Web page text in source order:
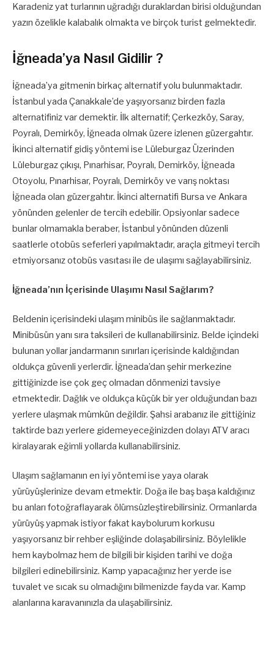
Karadeniz yat turlarının uğradığı duraklardan birisi olduğundan
yazın özelikle kalabalık olmakta ve birçok turist gelmektedir.
İğneada’ya Nasıl Gidilir ?
İğneada’ya gitmenin birkaç alternatif yolu bulunmaktadır.
İstanbul yada Çanakkale’de yaşıyorsanız birden fazla
alternatifiniz var demektir. İlk alternatif; Çerkezköy, Saray,
Poyralı, Demirköy, İğneada olmak üzere izlenen güzergahtır.
İkinci alternatif gidiş yöntemi ise Lüleburgaz Üzerinden
Lüleburgaz çıkışı, Pınarhisar, Poyralı, Demirköy, İğneada
Otoyolu, Pınarhisar, Poyralı, Demirköy ve varış noktası
İğneada olan güzergahtır. İkinci alternatifi Bursa ve Ankara
yönünden gelenler de tercih edebilir. Opsiyonlar sadece
bunlar olmamakla beraber, İstanbul yönünden düzenli
saatlerle otobüs seferleri yapılmaktadır, araçla gitmeyi tercih
etmiyorsanız otobüs vasıtası ile de ulaşımı sağlayabilirsiniz.
İğneada’nın İçerisinde Ulaşımı Nasıl Sağlarım?
Beldenin içerisindeki ulaşım minibüs ile sağlanmaktadır.
Minibüsün yanı sıra taksileri de kullanabilirsiniz. Belde içindeki
bulunan yollar jandarmanın sınırları içerisinde kaldığından
oldukça güvenli yerlerdir. İğneada’dan şehir merkezine
gittiğinizde ise çok geç olmadan dönmenizi tavsiye
etmektedir. Dağlık ve oldukça küçük bir yer olduğundan bazı
yerlere ulaşmak mümkün değildir. Şahsi arabanız ile gittiğiniz
taktirde bazı yerlere gidemeyeceğinizden dolayı ATV aracı
kiralayarak eğimli yollarda kullanabilirsiniz.
Ulaşım sağlamanın en iyi yöntemi ise yaya olarak
yürüyüşlerinize devam etmektir. Doğa ile baş başa kaldığınız
bu anları fotoğraflayarak ölümsüzleştirebilirsiniz. Ormanlarda
yürüyüş yapmak istiyor fakat kaybolurum korkusu
yaşıyorsanız bir rehber eşliğinde dolaşabilirsiniz. Böylelikle
hem kaybolmaz hem de bilgili bir kişiden tarihi ve doğa
bilgileri edinebilirsiniz. Kamp yapacağınız her yerde ise
tuvalet ve sıcak su olmadığını bilmenizde fayda var. Kamp
alanlarına karavanınızla da ulaşabilirsiniz.